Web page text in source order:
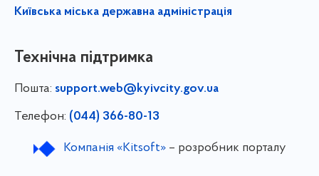
Київська міська державна адміністрація
Технічна підтримка
Пошта: support.web@kyivcity.gov.ua
Телефон: (044) 366-80-13
Компанія «Kitsoft»– розробник порталу